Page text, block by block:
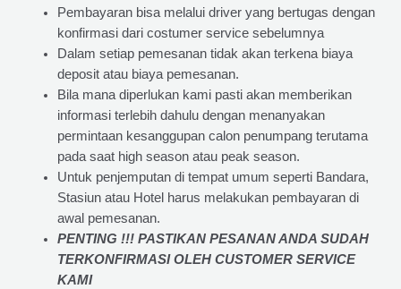
Pembayaran bisa melalui driver yang bertugas dengan
konfirmasi dari costumer service sebelumnya
Dalam setiap pemesanan tidak akan terkena biaya
deposit atau biaya pemesanan.
Bila mana diperlukan kami pasti akan memberikan
informasi terlebih dahulu dengan menanyakan
permintaan kesanggupan calon penumpang terutama
pada saat high season atau peak season.
Untuk penjemputan di tempat umum seperti Bandara,
Stasiun atau Hotel harus melakukan pembayaran di
awal pemesanan.
PENTING !!! PASTIKAN PESANAN ANDA SUDAH
TERKONFIRMASI OLEH CUSTOMER SERVICE
KAMI